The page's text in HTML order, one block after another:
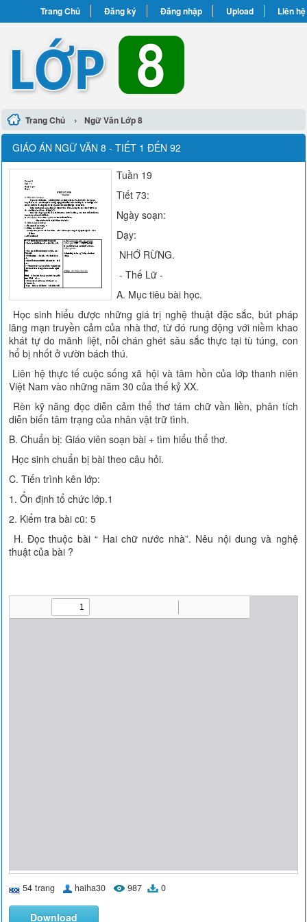
Trang Chủ Đăng ký Đăng nhập Upload Liên hệ
Trang Chủ › Ngữ Văn Lớp 8
GIÁO ÁN NGỮ VĂN 8 - TIẾT 1 ĐẾN 92
Tuần 19
Tiết 73:
Ngày soạn:
Dạy:
NHỚ RỪNG.
- Thế Lữ -
A. Mục tiêu bài học.
Học sinh hiểu được những giá trị nghệ thuật đặc sắc, bút pháp
lãng mạn truyền cảm của nhà thơ, từ đó rung động với niềm khao
khát tự do mãnh liệt, nỗi chán ghét sâu sắc thực tại tù túng, con
hổ bị nhốt ở vườn bách thú.
Liên hệ thực tế cuộc sống xã hội và tâm hồn của lớp thanh niên
Việt Nam vào những năm 30 của thế kỷ XX.
Rèn kỹ năng đọc diễn cảm thể thơ tám chữ vần liền, phân tích
diễn biến tâm trạng của nhân vật trữ tình.
B. Chuẩn bị: Giáo viên soạn bài + tìm hiểu thể thơ.
Học sinh chuẩn bị bài theo câu hỏi.
C. Tiến trình kên lớp:
1. Ổn định tổ chức lớp.1
2. Kiểm tra bài cũ: 5
H. Đọc thuộc bài “ Hai chữ nước nhà”. Nêu nội dung và nghệ
thuật của bài ?
54 trang haiha30 987 0
Download